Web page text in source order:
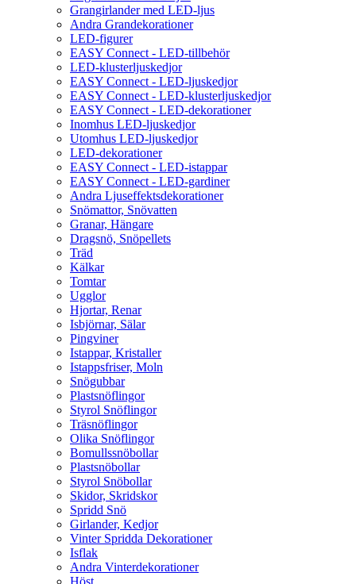
Grangirlander med LED-ljus
Andra Grandekorationer
LED-figurer
EASY Connect - LED-tillbehör
LED-klusterljuskedjor
EASY Connect - LED-ljuskedjor
EASY Connect - LED-klusterljuskedjor
EASY Connect - LED-dekorationer
Inomhus LED-ljuskedjor
Utomhus LED-ljuskedjor
LED-dekorationer
EASY Connect - LED-istappar
EASY Connect - LED-gardiner
Andra Ljuseffektsdekorationer
Snömattor, Snövatten
Granar, Hängare
Dragsnö, Snöpellets
Träd
Kälkar
Tomtar
Ugglor
Hjortar, Renar
Isbjörnar, Sälar
Pingviner
Istappar, Kristaller
Istappsfriser, Moln
Snögubbar
Plastsnöflingor
Styrol Snöflingor
Träsnöflingor
Olika Snöflingor
Bomullssnöbollar
Plastsnöbollar
Styrol Snöbollar
Skidor, Skridskor
Spridd Snö
Girlander, Kedjor
Vinter Spridda Dekorationer
Isflak
Andra Vinterdekorationer
Höst